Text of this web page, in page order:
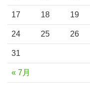
« 7月
17 18 19
24 25 26
31